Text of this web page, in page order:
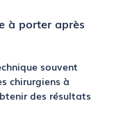
à porter après
souvent
chirurgiens à
des résultats